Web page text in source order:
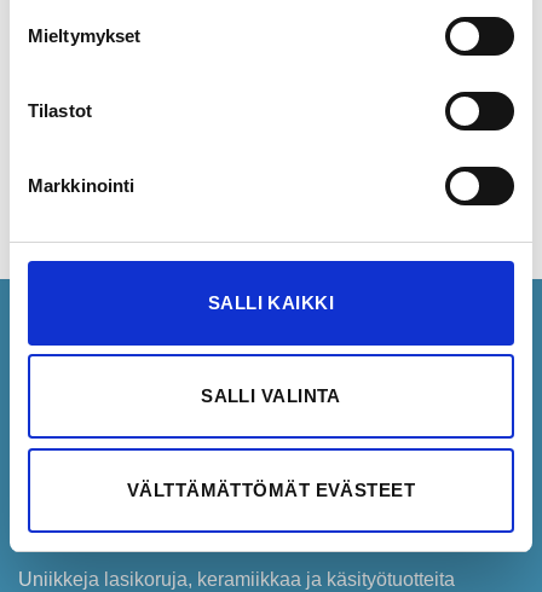
Mieltymykset
Tilastot
Markkinointi
SALLI KAIKKI
SALLI VALINTA
VÄLTTÄMÄTTÖMÄT EVÄSTEET
KORVAKORUT
VARASTO LOPPU
Uniikkeja lasikoruja, keramiikkaa ja käsityötuotteita